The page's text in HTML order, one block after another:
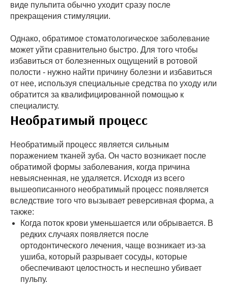
виде пульпита обычно уходит сразу после
прекращения стимуляции.
Однако, обратимое стоматологическое заболевание
может уйти сравнительно быстро. Для того чтобы
избавиться от болезненных ощущений в ротовой
полости - нужно найти причину болезни и избавиться
от нее, используя специальные средства по уходу или
обратится за квалифицированной помощью к
специалисту.
Необратимый процесс
Необратимый процесс является сильным
поражением тканей зуба. Он часто возникает после
обратимой формы заболевания, когда причина
невыясненная, не удаляется. Исходя из всего
вышеописанного необратимый процесс появляется
вследствие того что вызывает реверсивная форма, а
также:
Когда поток крови уменьшается или обрывается. В
редких случаях появляется после
ортодонтического лечения, чаще возникает из-за
ушиба, который разрывает сосуды, которые
обеспечивают целостность и неспешно убивает
пульпу.